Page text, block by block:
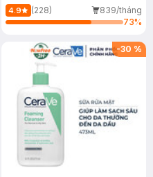
4.9 (228)
839/tháng
73%
-30 %